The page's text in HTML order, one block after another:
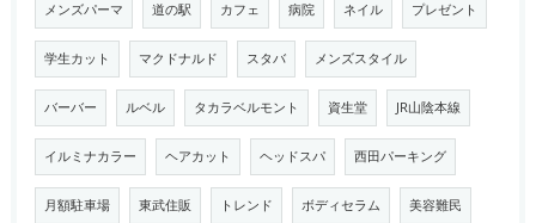
メンズパーマ 道の駅 カフェ 病院 ネイル プレゼント
学生カット マクドナルド スタバ メンズスタイル
バーバー ルベル タカラベルモント 資生堂 JR山陰本線
イルミナカラー ヘアカット ヘッドスパ 西田パーキング
月額駐車場 東武住販 トレンド ボディセラム 美容難民